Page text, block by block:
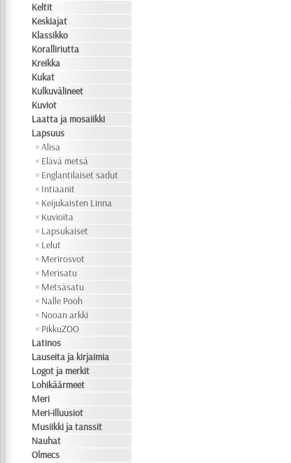
Keltit
Keskiajat
Klassikko
Koralliriutta
Kreikka
Kukat
Kulkuvälineet
Kuviot
Laatta ja mosaiikki
Lapsuus
Alisa
Elävä metsä
Englantilaiset sadut
Intiaanit
Keijukaisten Linna
Kuvioita
Lapsukaiset
Lelut
Merirosvot
Merisatu
Metsäsatu
Nalle Pooh
Nooan arkki
PikkuZOO
Latinos
Lauseita ja kirjaimia
Logot ja merkit
Lohikäärmeet
Meri
Meri-illuusiot
Musiikki ja tanssit
Nauhat
Olmecs